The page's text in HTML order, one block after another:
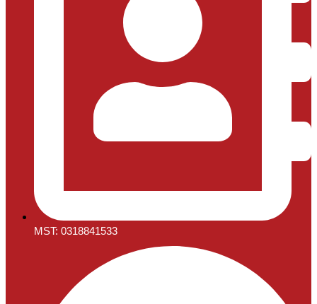
MST: 0318841533